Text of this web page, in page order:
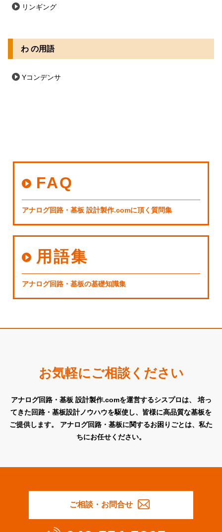
リンギング
わ の用語
Yコンデンサ
FAQ
アナログ回路・基板 設計製作.comに頂く質問集
用語集
アナログ回路・基板の基礎知識集
お気軽にご相談ください
アナログ回路・基板 設計製作.comを運営するシスプロは、
培っ
てきた回路・基板設計ノウハウを駆使し、皆様に高品質な基板を
ご提供します。
アナログ回路・基板に関するお困りごとは、私た
ちにお任せください。
ご相談・お問合せ